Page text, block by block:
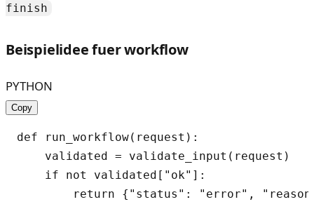
finish
Beispielidee fuer workflow
PYTHON
Copy
def run_workflow(request):
    validated = validate_input(request)
    if not validated["ok"]:
return {"status": "error",